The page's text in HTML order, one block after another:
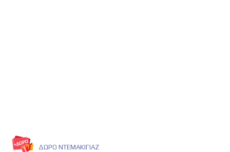
ΔΩΡΟ ΝΤΕΜΑΚΙΓΙΑΖ